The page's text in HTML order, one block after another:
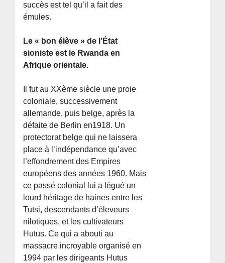
succès est tel qu’il a fait des
émules.
Le « bon élève » de l’État
sioniste est le Rwanda en
Afrique orientale.
Il fut au XXème siècle une proie
coloniale, successivement
allemande, puis belge, après la
défaite de Berlin en1918. Un
protectorat belge qui ne laissera
place à l’indépendance qu’avec
l’effondrement des Empires
européens des années 1960. Mais
ce passé colonial lui a légué un
lourd héritage de haines entre les
Tutsi, descendants d’éleveurs
nilotiques, et les cultivateurs
Hutus. Ce qui a abouti au
massacre incroyable organisé en
1994 par les dirigeants Hutus